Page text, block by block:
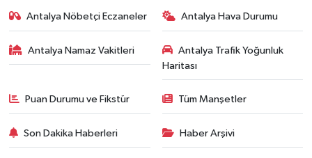
Antalya Nöbetçi Eczaneler Antalya Hava Durumu
Antalya Namaz Vakitleri
Antalya Trafik Yoğunluk
Haritası
Puan Durumu ve Fikstür Tüm Manşetler
Son Dakika Haberleri Haber Arşivi